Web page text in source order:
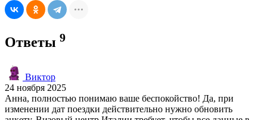
Ответы 9
Виктор
24 ноября 2025
Анна, полностью понимаю ваше беспокойство! Да, при
изменении дат поездки действительно нужно обновить